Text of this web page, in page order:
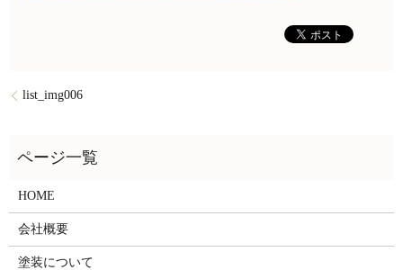
list_img006
HOME
会社概要
塗装について